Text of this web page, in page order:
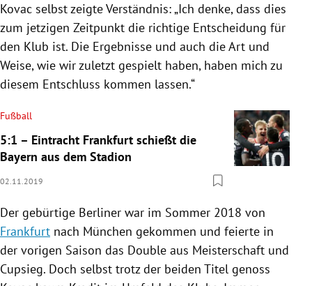
Kovac selbst zeigte Verständnis: „Ich denke, dass dies
zum jetzigen Zeitpunkt die richtige Entscheidung für
den Klub ist. Die Ergebnisse und auch die Art und
Weise, wie wir zuletzt gespielt haben, haben mich zu
diesem Entschluss kommen lassen.“
Fußball
5:1 – Eintracht Frankfurt schießt die
Bayern aus dem Stadion
02.11.2019
Der gebürtige Berliner war im Sommer 2018 von
Frankfurt nach München gekommen und feierte in
der vorigen Saison das Double aus Meisterschaft und
Cupsieg. Doch selbst trotz der beiden Titel genoss